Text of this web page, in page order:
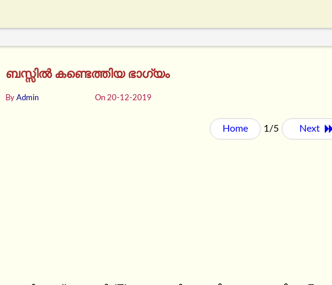
ബസ്സിൽ കണ്ടെത്തിയ ഭാഗ്യം
ByAdmin On 20-12-2019
Home 1/5 Next